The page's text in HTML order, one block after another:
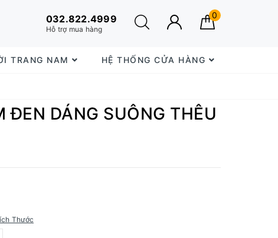
032.822.4999
Hỗ trợ mua hàng
0
TRANG NAM HỆ THỐNG CỬA HÀNG
DÁNG SUÔNG THÊU
Thước